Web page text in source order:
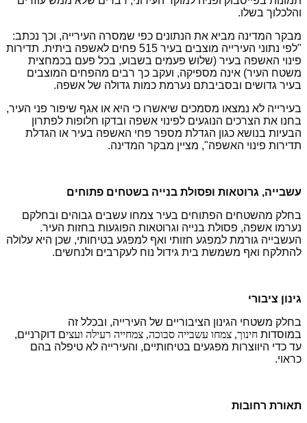
והלכלוך בשלו.
מבקר המדינה מביא את הנתונים כפי שמסרה העירייה, וכך נכתב:
"לפי נתוני העירייה מוצבים בעיר 515 פחים לאשפה ביתית. תדירות
פינוי האשפה בעיר (שלוש פעמים בשבוע, בכל פעם בכמחצית
משטח העיר) אינה מספיקה, ועקב כך רבים מהפחים המוצבים
בעיר גדושים ובסביבתם נערמת כמות גדולה של אשפה.
בעירייה לא נמצאו מסמכים שיאשרו כי היא או אגף שיפור פני העיר,
בחנו את הצרכים הנוגעים לפינוי אשפה ובדקו חלופות לפתרון
הבעיות בנושא כגון הגדלת מספר פחי האשפה בעיר או הגדלת
תדירות פינוי האשפה", מציין מבקר המדינה.
עשבייה, גרוטאות ופסולת בנייה בשטחים פתוחים
בחלק מהשטחים הפתוחים בעיר צמחו עשבים גבוהים ובחלקם
נערמו אשפה, פסולת בנייה וגרוטאות הפוגעות בחזות העיר.
העשבייה גורמת למפגע חזותי ואף למפגע בטיחותי, שכן היא עלולה
להתלקח ואף משמשת בית גידול נוח לעקרבים ולנחשים.
גינון ציבורי
בחלק משטחי הגינון הציבוריים של העירייה, ובכלל זה
במוסדות חינוך, צמחו עשבייה סבוכה, צמחייה רעילה ועצים דוקרניים,
עד כדי היווצרות מפגעים בטיחותיים, והעירייה לא טיפלה בהם
כראוי.
תאורת רחובות